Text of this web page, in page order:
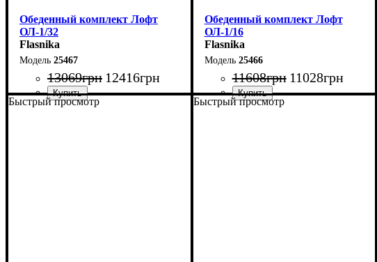
Обеденный комплект Лофт
ОЛ-1/32
Flasnika
25467
13069грн 12416грн
Обеденный комплект Лофт
ОЛ-1/16
Flasnika
25466
11608грн 11028грн
Быстрый просмотр Быстрый просмотр